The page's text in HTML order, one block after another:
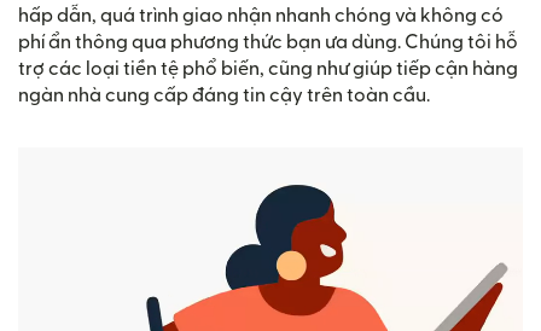
hấp dẫn, quá trình giao nhận nhanh chóng và không có
phí ẩn thông qua phương thức bạn ưa dùng. Chúng tôi hỗ
trợ các loại tiền tệ phổ biến, cũng như giúp tiếp cận hàng
ngàn nhà cung cấp đáng tin cậy trên toàn cầu.